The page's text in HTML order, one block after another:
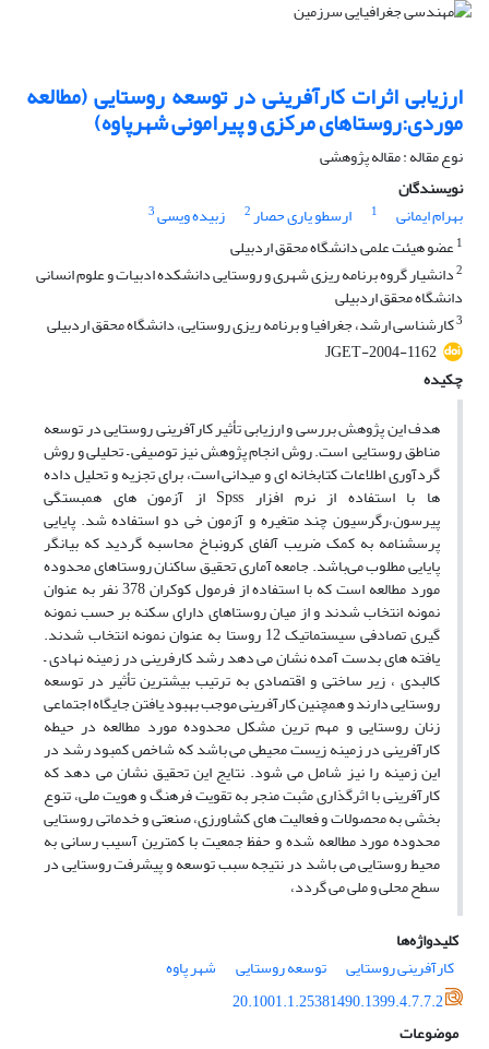
ارزیابی اثرات کارآفرینی در توسعه روستایی (مطالعه
موردی:روستاهای مرکزی و پیرامونی شهرپاوه)
نوع مقاله : مقاله پژوهشی
نویسندگان
بهرام ایمانی
1 ارسطو یاری حصار2 زبیده ویسی3
1عضو هیئت علمی دانشگاه محقق اردبیلی
2دانشیار گروه برنامه ریزی شهری و روستایی دانشکده ادبیات و علوم انسانی
دانشگاه محقق اردبیلی
3کارشناسی ارشد، جغرافیا و برنامه ریزی روستایی، دانشگاه محقق اردبیلی
JGET-2004-1162
چکیده
هدف این پژوهش بررسی و ارزیابی تأثیر کارآفرینی روستایی در توسعه
مناطق روستایی است. روش انجام پژوهش نیز توصیفی – تحلیلی و روش
گردآوری اطلاعات کتابخانه ای و میدانی است، برای تجزیه و تحلیل داده
ها با استفاده از نرم افزار Spss از آزمون های همبستگی
پیرسون،رگرسیون چند متغیره و آزمون خی دو استفاده شد. پایایی
پرسشنامه به کمک ضریب آلفای کرونباخ محاسبه گردید که بیانگر
پایایی مطلوب می‌باشد. جامعه آماری تحقیق ساکنان روستاهای محدوده
مورد مطالعه است که با استفاده از فرمول کوکران 378 نفر به عنوان
نمونه انتخاب شدند و از میان روستاهای دارای سکنه بر حسب نمونه
گیری تصادفی سیستماتیک 12 روستا به عنوان نمونه انتخاب شدند.
یافته های بدست آمده نشان می دهد رشد کارفرینی در زمینه نهادی –
کالبدی ، زیر ساختی و اقتصادی به ترتیب بیشترین تأثیر در توسعه
روستایی دارند و همچنین کارآفرینی موجب بهبود یافتن جایگاه اجتماعی
زنان روستایی و مهم ترین مشکل محدوده مورد مطالعه در حیطه
کارآفرینی در زمینه زیست محیطی می باشد که شاخص کمبود رشد در
این زمینه را نیز شامل می شود. نتایج این تحقیق نشان می دهد که
کارآفرینی با اثرگذاری مثبت منجر به تقویت فرهنگ و هویت ملی، تنوع
بخشی به محصولات و فعالیت های کشاورزی، صنعتی و خدماتی روستایی
محدوده مورد مطالعه شده و حفظ جمعیت با کمترین آسیب رسانی به
محیط روستایی می باشد در نتیجه سبب توسعه و پیشرفت روستایی در
سطح محلی و ملی می گردد،
کلیدواژه‌ها
کارآفرینی روستایی
توسعه روستایی
شهر پاوه
20.1001.1.25381490.1399.4.7.7.2
موضوعات